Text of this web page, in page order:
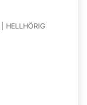
HELLHÖRIG